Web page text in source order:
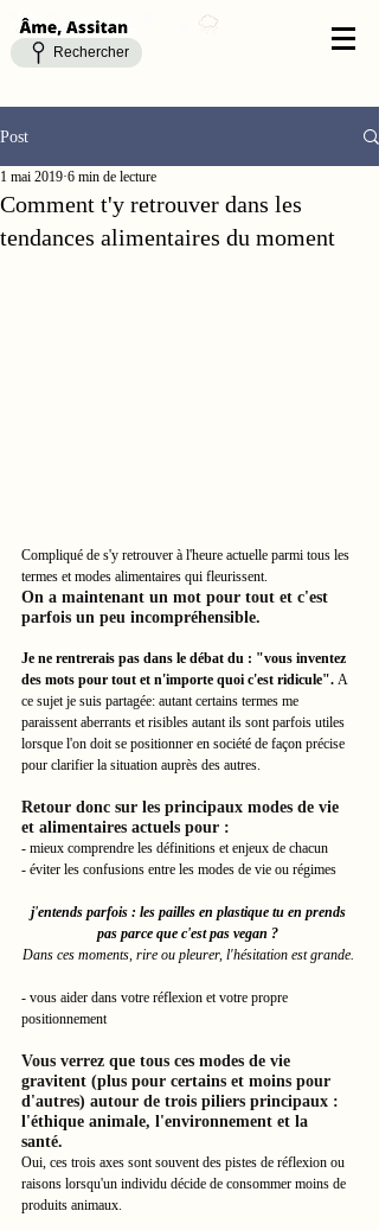
Rechercher
Post
Comment t'y retrouver dans les
tendances alimentaires du moment
1 mai 2019 6 min de lecture
﻿Compliqué de s'y retrouver à l'heure actuelle parmi tous les
termes et modes alimentaires qui fleurissent.
On a maintenant un mot pour tout et c'est
parfois un peu incompréhensible.
Je ne rentrerais pas dans le débat du : "vous inventez
des mots pour tout et n'importe quoi c'est ridicule". A
ce sujet je suis partagée: autant certains termes me
paraissent aberrants et risibles autant ils sont parfois utiles
lorsque l'on doit se positionner en société de façon précise
pour clarifier la situation auprès des autres.
Retour donc sur les principaux modes de vie
et alimentaires actuels pour :
- mieux comprendre les définitions et enjeux de chacun
- éviter les confusions entre les modes de vie ou régimes
j'entends parfois : les pailles en plastique tu en prends
pas parce que c'est pas vegan ?
Dans ces moments, rire ou pleurer, l'hésitation est grande.
- vous aider dans votre réflexion et votre propre
positionnement
Vous verrez que tous ces modes de vie
gravitent (plus pour certains et moins pour
d'autres) autour de trois piliers principaux :
l'éthique animale, l'environnement et la
santé.
Oui, ces trois axes sont souvent des pistes de réflexion ou
raisons lorsqu'un individu décide de consommer moins de
produits animaux.